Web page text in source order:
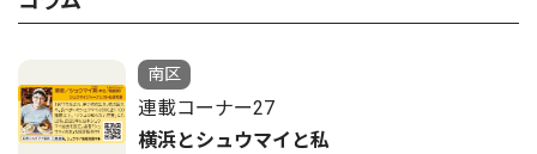
南区
連載コーナー27
横浜とシュウマイと私